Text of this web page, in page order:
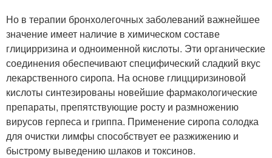
Но в терапии бронхолегочных заболеваний важнейшее
значение имеет наличие в химическом составе
глицирризина и одноименной кислоты. Эти органические
соединения обеспечивают специфический сладкий вкус
лекарственного сиропа. На основе глицциризиновой
кислоты синтезированы новейшие фармакологические
препараты, препятствующие росту и размножению
вирусов герпеса и гриппа. Применение сиропа солодка
для очистки лимфы способствует ее разжижению и
быстрому выведению шлаков и токсинов.